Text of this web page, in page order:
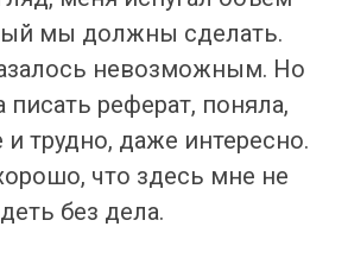
мы должны сделать.
невозможным. Но
писать реферат, поняла,
и трудно, даже интересно.
что здесь мне не
без дела.